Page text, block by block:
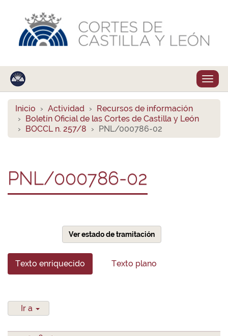
Inicio Actividad
Recursos de información
Boletín Oficial de las Cortes de Castilla y León
BOCCL n. 257/8
PNL/000786-02
PNL/000786-02
Ver estado de tramitación
Texto enriquecido Texto plano
Ir a